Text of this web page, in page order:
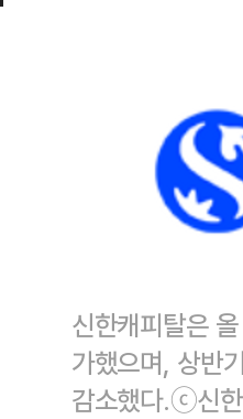
신한캐피탈은
가했으며, 상반
감소했다.ⓒ신